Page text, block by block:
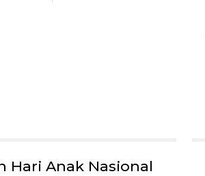
Hari Anak Nasional